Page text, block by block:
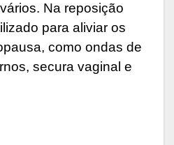
Na reposição
para aliviar os
como ondas de
secura vaginal e